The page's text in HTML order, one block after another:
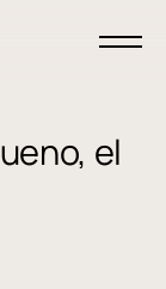
el